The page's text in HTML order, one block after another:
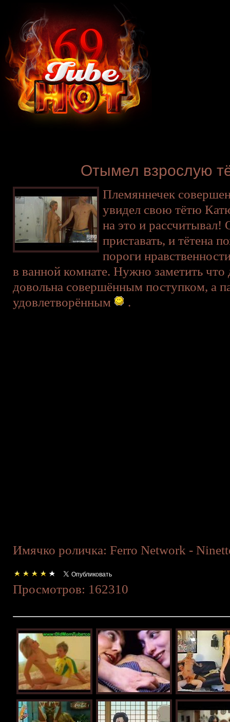
Отымел взрослую
Племяннечек
увидел свою тётю
на это и рассчитывал!
приставать, и тётена
пороги
в ванной комнате. Нужно заметить что
довольна совершённым поступком, а
удовлетворённым
.
Имячко роличка: Ferro Network -
Просмотров: 162310